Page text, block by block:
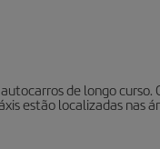
de longo
estão localizadas nas